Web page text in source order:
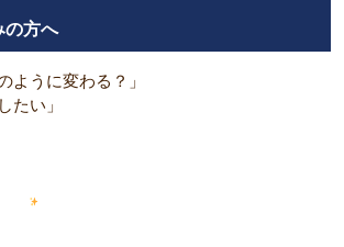
の方へ
ように変わる？」
たい」